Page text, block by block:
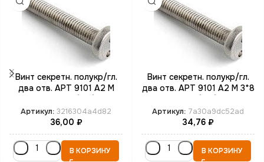
Винт секретн. полукр/гл.
два отв. АРТ 9101 А2 M
Артикул: 3216304a4d82
36,00 ₽
В КОРЗИНУ
Винт секретн. полукр/гл.
два отв. АРТ 9101 А2 M 3*8
Артикул: 7a30a9dc52ad
34,76 ₽
В КОРЗИНУ